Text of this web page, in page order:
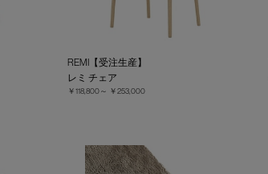
REMI【受注生産】
レミ チェア
￥118,800～ ￥253,000